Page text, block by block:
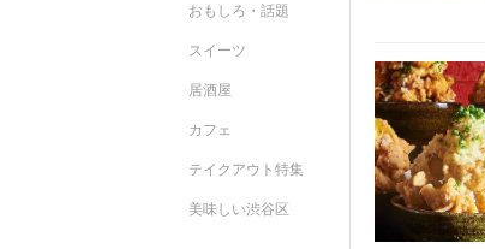
おもしろ・話題
スイーツ
居酒屋
カフェ
テイクアウト特集
美味しい渋谷区